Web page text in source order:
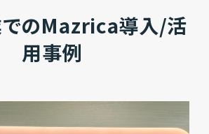
のMazrica導入/活
用事例